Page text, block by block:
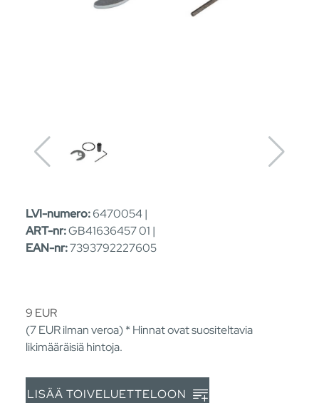
LVI-numero:6470054 |
ART-nr:GB41636457 01 |
EAN-nr:7393792227605
9 EUR
(7EURilman veroa) * Hinnat ovat suositeltavia
likimääräisiä hintoja.
LISÄÄ TOIVELUETTELOON